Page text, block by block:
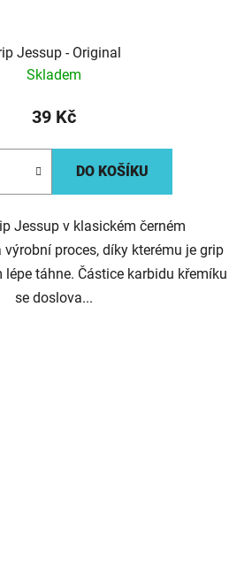
Jessup - Original
Skladem
39 Kč
DO KOŠÍKU
Jessup v klasickém černém
výrobní proces, díky kterému je grip
táhne. Částice karbidu křemíku
se doslova...